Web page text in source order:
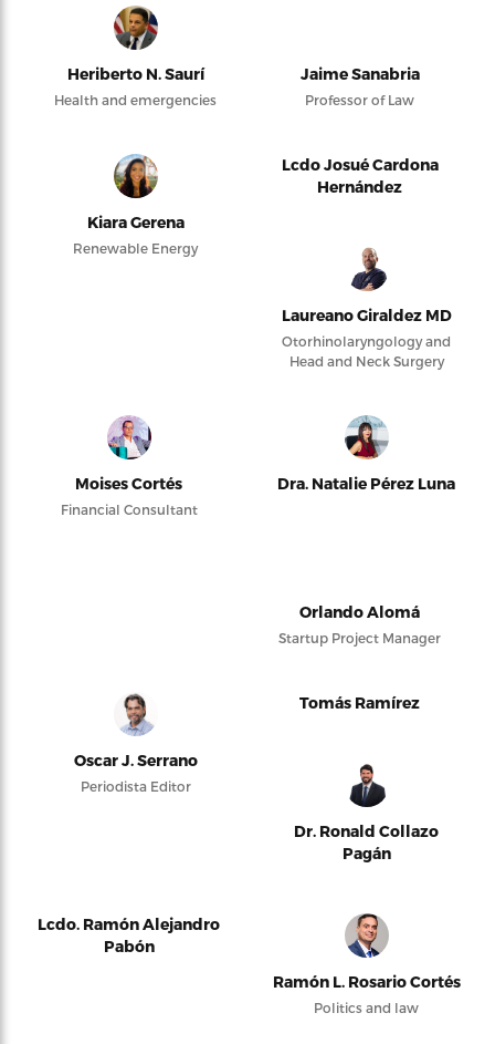
Heriberto N. Saurí
Health and emergencies
Jaime Sanabria
Professor of Law
Kiara Gerena
Renewable Energy
Lcdo Josué Cardona
Hernández
Laureano Giraldez MD
Otorhinolaryngology and
Head and Neck Surgery
Moises Cortés
Financial Consultant
Dra. Natalie Pérez Luna
Orlando Alomá
Startup Project Manager
Oscar J. Serrano
Periodista Editor
Tomás Ramírez
Dr. Ronald Collazo
Pagán
Lcdo. Ramón Alejandro
Pabón
Ramón L. Rosario Cortés
Politics and law